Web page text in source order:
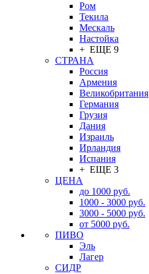
Ром
Текила
Мескаль
Настойка
+ ЕЩЕ 9
СТРАНА
Россия
Армения
Великобритания
Германия
Грузия
Дания
Израиль
Ирландия
Испания
+ ЕЩЕ 3
ЦЕНА
до 1000 руб.
1000 - 3000 руб.
3000 - 5000 руб.
от 5000 руб.
ПИВО
Эль
Лагер
СИДР